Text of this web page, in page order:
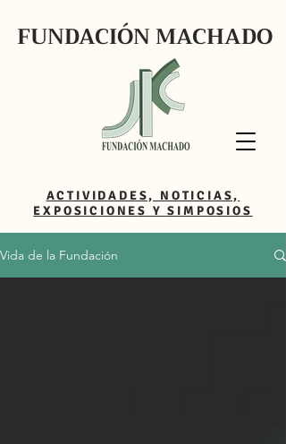
FUNDACIÓN MACHADO
ACTIVIDADES, NOTICIAS,
EXPOSICIONES Y SIMPOSIOS
Vida de la Fundación